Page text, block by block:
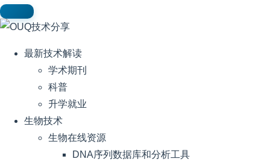
最新技术解读
学术期刊
科普
升学就业
生物技术
生物在线资源
DNA序列数据库和分析工具